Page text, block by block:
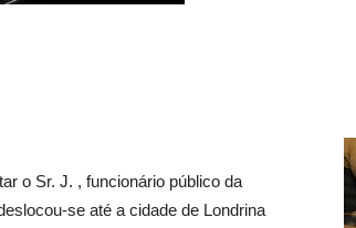
o Sr. J. , funcionário público da
se até a cidade de Londrina